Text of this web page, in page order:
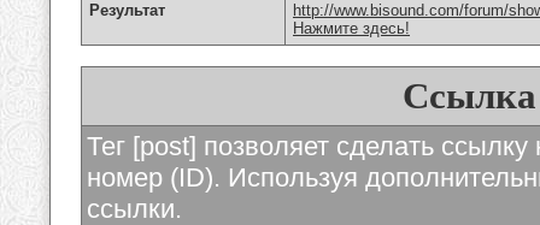
Результат
http://www.bisound.com/forum/
Нажмите здесь!
Ссылка
Тег [post] позволяет сделать
номер (ID). Используя
ссылки.